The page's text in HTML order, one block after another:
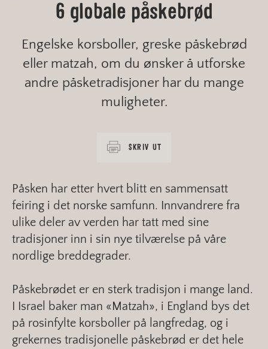
6 globale påskebrød
Engelske korsboller, greske påskebrød
eller matzah, om du ønsker å utforske
andre påsketradisjoner har du mange
muligheter.
SKRIV UT
Påsken har etter hvert blitt en sammensatt
feiring i det norske samfunn. Innvandrere fra
ulike deler av verden har tatt med sine
tradisjoner inn i sin nye tilværelse på våre
nordlige breddegrader.
Påskebrødet er en sterk tradisjon i mange land.
I Israel baker man «Matzah», i England bys det
på rosinfylte korsboller på langfredag, og i
grekernes tradisjonelle påskebrød er det hele